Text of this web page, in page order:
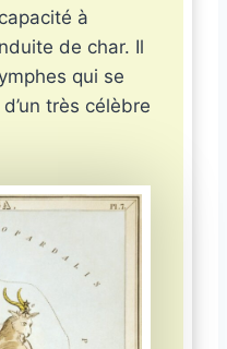
à
de char. Il
qui se
très célèbre